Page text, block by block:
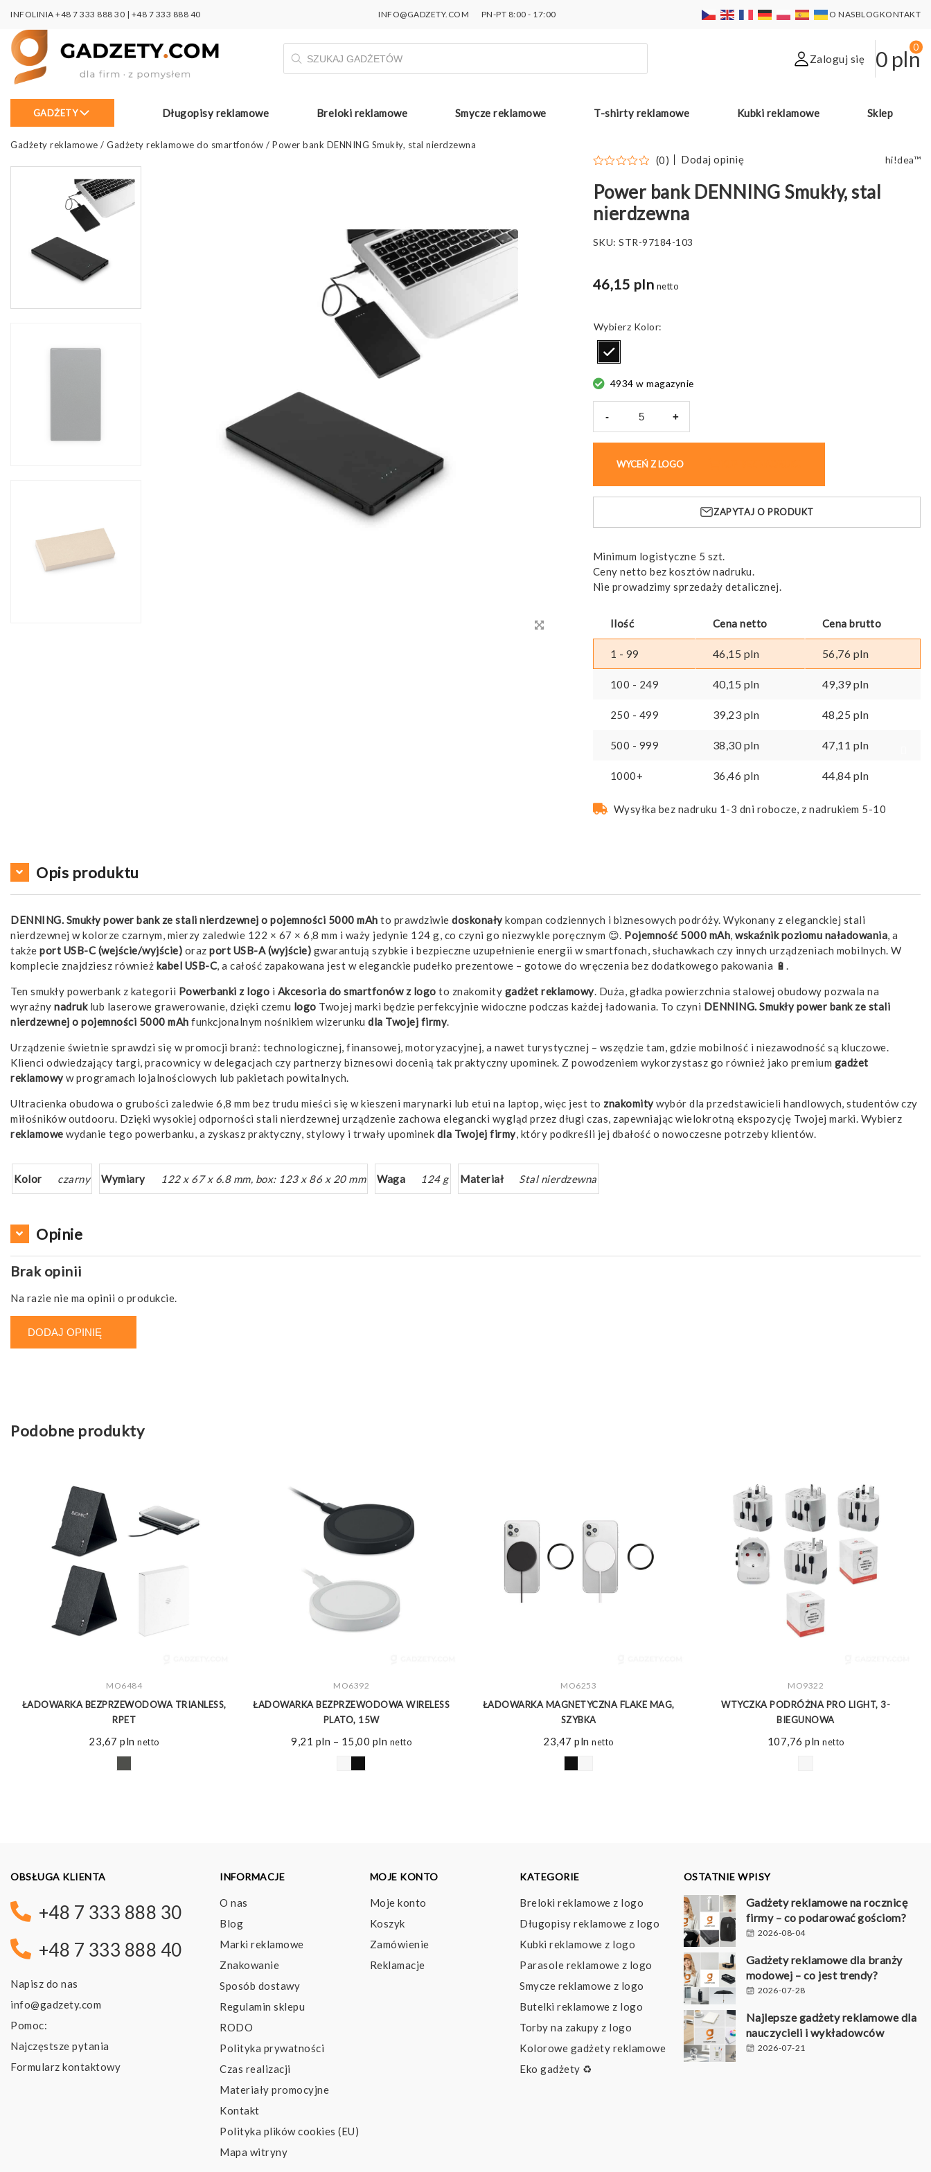
INFOLINIA +48 7 333 888 30 | +48 7 333 888 40 INFO@GADZETY.COM PN-PT 8:00 - 17:00 O NASBLOGKONTAKT
Wyszukiwarka
produktów
Zaloguj się 0 pln
0
GADŻETY Długopisy reklamowe Breloki reklamowe Smycze reklamowe T-shirty reklamowe Kubki reklamowe Sklep
Gadżety reklamowe / Gadżety reklamowe do smartfonów / Power bank DENNING Smukły, stal nierdzewna
(0) Dodaj opinię hi!dea™
Power bank DENNING Smukły, stal
nierdzewna
SKU:STR-97184-103
46,15 pln netto
Kolor
4934 w magazynie
-
DENNING
Smukły,
stal
+
WYCEŃ Z LOGO
ZAPYTAJ O PRODUKT
Minimum logistyczne 5 szt.
Ceny netto bez kosztów nadruku.
Nie prowadzimy sprzedaży detalicznej.
Ilość Cena netto Cena brutto
1 - 99 46,15 pln 56,76 pln
100 - 249 40,15 pln 49,39pln
250 - 499 39,23 pln 48,25 pln
500 - 999 38,30pln 47,11 pln
1000+ 36,46 pln 44,84 pln
Wysyłka bez nadruku 1-3 dni robocze, z nadrukiem 5-10
Opis produktu
DENNING. Smukły power bank ze stali nierdzewnej o pojemności 5000 mAh to prawdziwie doskonałykompan codziennych i biznesowych podróży. Wykonany z eleganckiej stali
nierdzewnej w kolorze czarnym, mierzy zaledwie 122 × 67 × 6,8 mm i waży jedynie 124 g, co czyni go niezwykle poręcznym 😊. Pojemność 5000 mAh wskaźnik poziomu naładowania , a
także port USB-C (wejście/wyjście) oraz port USB-A (wyjście) gwarantują szybkie i bezpieczne uzupełnienie energii w smartfonach, słuchawkach czy innych urządzeniach mobilnych. W
komplecie znajdziesz również kabel USB-C , a całość zapakowana jest w eleganckie pudełko prezentowe – gotowe do wręczenia bez dodatkowego pakowania 🔋.
Ten smukły powerbank z kategorii Powerbanki z logo i Akcesoria do smartfonów z logo to znakomity gadżet reklamowy. Duża, gładka powierzchnia stalowej obudowy pozwala na
wyraźny nadruklub laserowe grawerowanie, dzięki czemu logo Twojej marki będzie perfekcyjnie widoczne podczas każdej ładowania. To czyni DENNING. Smukły power bank ze stali
nierdzewnej o pojemności 5000 mAh funkcjonalnym nośnikiem wizerunku dla Twojej firmy.
Urządzenie świetnie sprawdzi się w promocji branż: technologicznej, finansowej, motoryzacyjnej, a nawet turystycznej – wszędzie tam, gdzie mobilność i niezawodność są kluczowe.
Klienci odwiedzający targi, pracownicy w delegacjach czy partnerzy biznesowi docenią tak praktyczny upominek. Z powodzeniem wykorzystasz go również jako premium gadżet
reklamowyw programach lojalnościowych lub pakietach powitalnych.
Ultracienka obudowa o grubości zaledwie 6,8 mm bez trudu mieści się w kieszeni marynarki lub etui na laptop, więc jest to znakomitywybór dla przedstawicieli handlowych, studentów czy
miłośników outdooru. Dzięki wysokiej odporności stali nierdzewnej urządzenie zachowa elegancki wygląd przez długi czas, zapewniając wielokrotną ekspozycję Twojej marki. Wybierz
reklamowe wydanie tego powerbanku, a zyskasz praktyczny, stylowy i trwały upominek dla Twojej firmy, który podkreśli jej dbałość o nowoczesne potrzeby klientów.
Kolor czarny Wymiary 122 x 67 x 6.8 mm, box: 123 x 86 x 20 mm Waga 124 g Materiał Stal nierdzewna
Opinie
Brak opinii
Na razie nie ma opinii o produkcie.
DODAJ OPINIĘ
Podobne produkty
ZOBACZ WIĘCEJ
MO6484
ŁADOWARKA BEZPRZEWODOWA TRIANLESS,
RPET
23,67pln netto
ZOBACZ WIĘCEJ
MO6392
ŁADOWARKA BEZPRZEWODOWA WIRELESS
PLATO, 15W
9,21 pln – 15,00 pln Zakres
netto
ZOBACZ WIĘCEJ
MO6253
ŁADOWARKA MAGNETYCZNA FLAKE MAG,
SZYBKA
23,47pln netto
ZOBACZ WIĘCEJ
MO9322
WTYCZKA PODRÓŻNA PRO LIGHT, 3-
BIEGUNOWA
107,76 pln netto
OBSŁUGA KLIENTA
+48 7 333 888 30
+48 7 333 888 40
Napisz do nas
info@gadzety.com
Pomoc:
Najczęstsze pytania
Formularz kontaktowy
INFORMACJE
O nas
Blog
Marki reklamowe
Znakowanie
Sposób dostawy
Regulamin sklepu
RODO
Polityka prywatności
Czas realizacji
Materiały promocyjne
Kontakt
Polityka plików cookies (EU)
Mapa witryny
MOJE KONTO
Moje konto
Koszyk
Zamówienie
Reklamacje
KATEGORIE
Breloki reklamowe z logo
Długopisy reklamowe z logo
Kubki reklamowe z logo
Parasole reklamowe z logo
Smycze reklamowe z logo
Butelki reklamowe z logo
Torby na zakupy z logo
Kolorowe gadżety reklamowe
Eko gadżety ♻️
OSTATNIE WPISY
Gadżety reklamowe na rocznicę
firmy – co podarować gościom?
2026-08-04
Gadżety reklamowe dla branży
modowej – co jest trendy?
2026-07-28
Najlepsze gadżety reklamowe dla
nauczycieli i wykładowców
2026-07-21